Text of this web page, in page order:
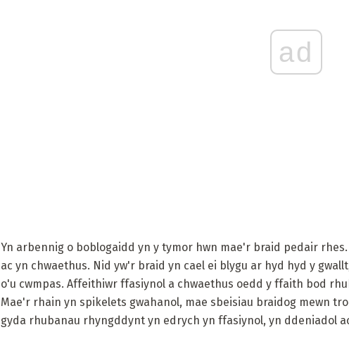
ad
Yn arbennig o boblogaidd yn y tymor hwn mae'r braid pedair
ac yn chwaethus. Nid yw'r braid yn cael ei blygu ar hyd hyd y
o'u cwmpas. Affeithiwr ffasiynol a chwaethus oedd y ffaith bod
Mae'r rhain yn spikelets gwahanol, mae sbeisiau braidog mewn
gyda rhubanau rhyngddynt yn edrych yn ffasiynol, yn ddeniadol